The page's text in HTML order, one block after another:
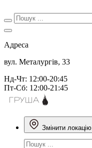
Адреса
вул. Металургів, 33
Нд-Чт: 12:00-20:45
Пт-Сб: 12:00-21:45
Змінити локацію